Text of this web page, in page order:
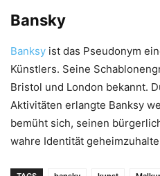
Bansky
Banksy ist das Pseudonym
Künstlers. Seine
Bristol und London bekannt.
Aktivitäten erlangte Banksy
bemüht sich, seinen
wahre Identität